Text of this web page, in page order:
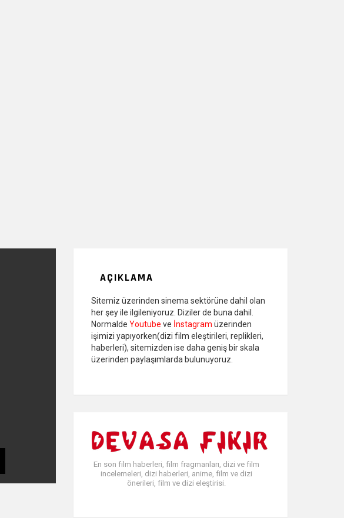
AÇIKLAMA
Sitemiz üzerinden sinema sektörüne dahil olan
her şey ile ilgileniyoruz. Diziler de buna dahil.
Normalde Youtube ve İnstagram üzerinden
işimizi yapıyorken(dizi film eleştirileri, replikleri,
haberleri), sitemizden ise daha geniş bir skala
üzerinden paylaşımlarda bulunuyoruz.
En son film haberleri, film fragmanları, dizi ve film
incelemeleri, dizi haberleri, anime, film ve dizi
önerileri, film ve dizi eleştirisi.